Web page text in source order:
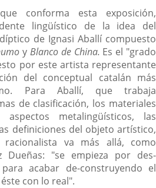
conforma esta exposición,
lingüístico de la idea del
de Ignasi Aballí compuesto
y Blanco de China. Es el "grado
por este artista representante
del conceptual catalán más
Para Aballí, que trabaja
de clasificación, los materiales
metalingüísticos, las
definiciones del objeto artístico,
va más allá, como
Dueñas: "se empieza por des-
acabar de-construyendo el
con lo real".